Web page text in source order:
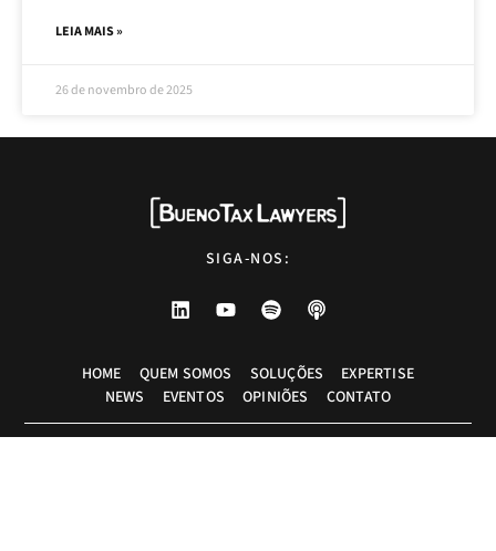
LEIA MAIS »
26 de novembro de 2025
SIGA-NOS:
HOME QUEM SOMOS SOLUÇÕES
EXPERTISE
NEWS
EVENTOS OPINIÕES CONTATO